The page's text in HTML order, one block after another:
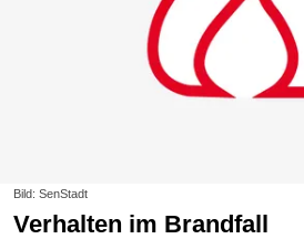
Bild: SenStadt
Verhalten im Brandfall